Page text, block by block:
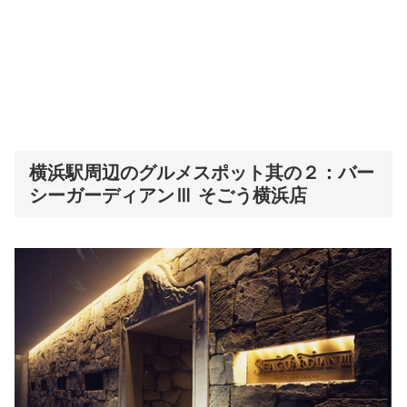
横浜駅周辺のグルメスポット其の２：バー
シーガーディアンⅢ そごう横浜店